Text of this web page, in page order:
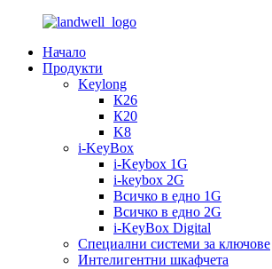
Начало
Продукти
Keylong
К26
К20
K8
i-KeyBox
i-Keybox 1G
i-keybox 2G
Всичко в едно 1G
Всичко в едно 2G
i-KeyBox Digital
Специални системи за ключове
Интелигентни шкафчета